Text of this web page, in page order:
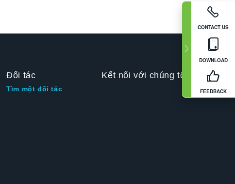
CONTACT US
DOWNLOAD
FEEDBACK
Đối tác
Tìm một đối tác
Kết nối với chúng tôi